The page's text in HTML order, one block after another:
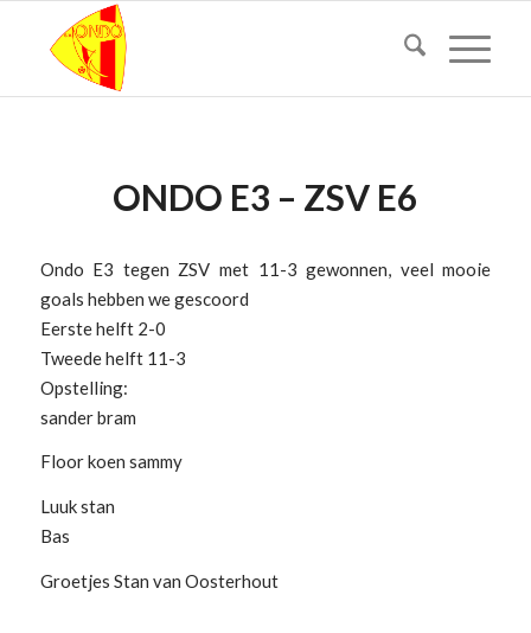
ONDO E3 – ZSV E6
Ondo E3 tegen ZSV met 11-3 gewonnen, veel mooie
goals hebben we gescoord
Eerste helft 2-0
Tweede helft 11-3
Opstelling:
sander bram
Floor koen sammy
Luuk stan
Bas
Groetjes Stan van Oosterhout